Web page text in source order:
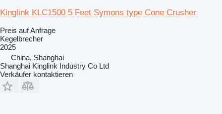
Kinglink KLC1500 5 Feet Symons type Cone Crusher
Preis auf Anfrage
Kegelbrecher
2025
China, Shanghai
Shanghai Kinglink Industry Co Ltd
Verkäufer kontaktieren